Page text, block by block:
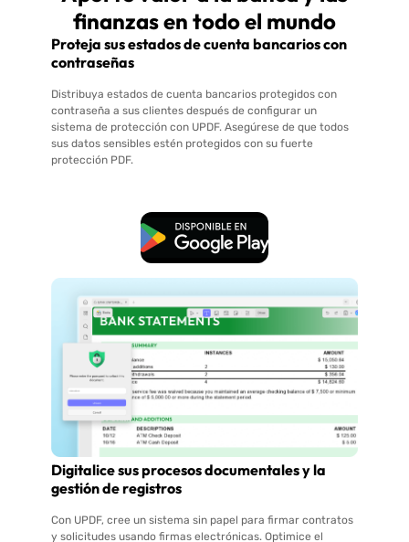
finanzas en todo el mundo
Proteja sus estados de cuenta bancarios con
contraseñas
Distribuya estados de cuenta bancarios protegidos con
contraseña a sus clientes después de configurar un
sistema de protección con UPDF. Asegúrese de que todos
sus datos sensibles estén protegidos con su fuerte
protección PDF.
Descarga Gratuita
Digitalice sus procesos documentales y la
gestión de registros
Con UPDF, cree un sistema sin papel para firmar contratos
y solicitudes usando firmas electrónicas. Optimice el